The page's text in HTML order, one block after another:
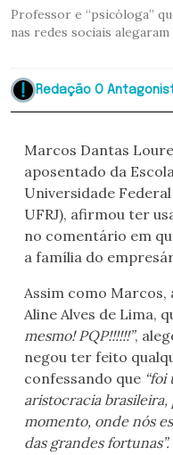
Professor e “psicóloga”
nas redes sociais
Redação O
Marcos Dantas
aposentado da
Universidade
UFRJ), afirmou ter
no comentário em
a família do
Assim como Marcos,
Aline Alves de Lima,
mesmo! PQP!!!!!!”,
negou ter feito
confessando que
aristocracia
momento, onde nós
das grandes fortunas”.